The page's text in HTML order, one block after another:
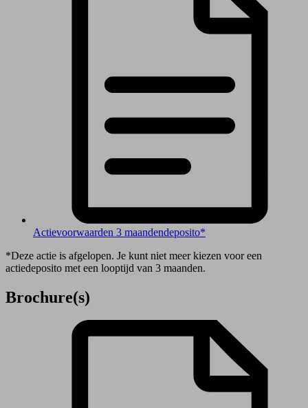
Actievoorwaarden 3 maandendeposito*
*Deze actie is afgelopen. Je kunt niet meer kiezen voor een
actiedeposito met een looptijd van 3 maanden.
Brochure(s)